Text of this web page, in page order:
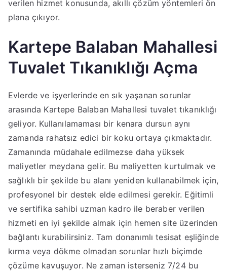
verilen hizmet konusunda, akıllı çözüm yöntemleri ön
plana çıkıyor.
Kartepe Balaban Mahallesi
Tuvalet Tıkanıklığı Açma
Evlerde ve işyerlerinde en sık yaşanan sorunlar
arasında Kartepe Balaban Mahallesi tuvalet tıkanıklığı
geliyor. Kullanılamaması bir kenara dursun aynı
zamanda rahatsız edici bir koku ortaya çıkmaktadır.
Zamanında müdahale edilmezse daha yüksek
maliyetler meydana gelir. Bu maliyetten kurtulmak ve
sağlıklı bir şekilde bu alanı yeniden kullanabilmek için,
profesyonel bir destek elde edilmesi gerekir. Eğitimli
ve sertifika sahibi uzman kadro ile beraber verilen
hizmeti en iyi şekilde almak için hemen site üzerinden
bağlantı kurabilirsiniz. Tam donanımlı tesisat eşliğinde
kırma veya dökme olmadan sorunlar hızlı biçimde
çözüme kavuşuyor. Ne zaman isterseniz 7/24 bu